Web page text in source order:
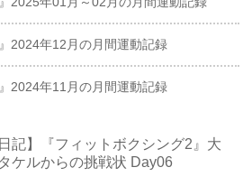
2024年12月の月間運動記録
2024年11月の月間運動記録
日記】『フィットボクシング2』大
ケルからの挑戦状 Day06